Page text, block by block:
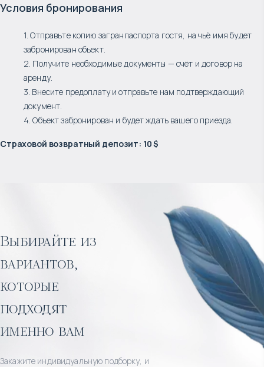
Условия бронирования
1. Отправьте копию загранпаспорта гостя, на чьё имя будет
забронирован объект.
2. Получите необходимые документы — счёт и договор на
аренду.
3. Внесите предоплату и отправьте нам подтверждающий
документ.
4. Объект забронирован и будет ждать вашего приезда.
Страховой возвратный депозит: 10 $
Выбирайте из
вариантов,
которые
подходят
именно вам
Закажите индивидуальную подборку, и